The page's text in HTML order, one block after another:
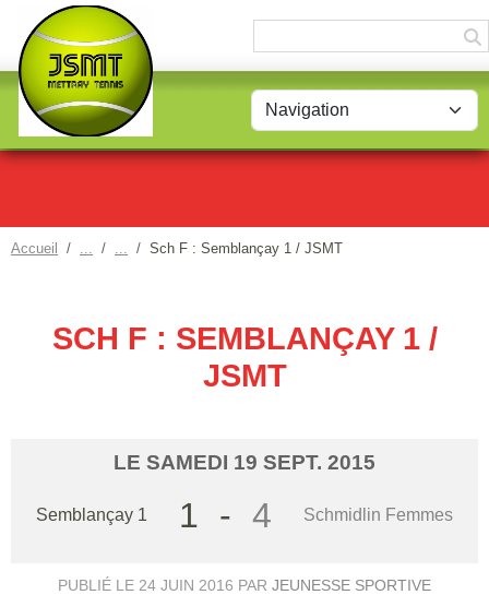
Accueil Sch F : Semblançay 1 / JSMT
SCH F : SEMBLANÇAY 1 /
JSMT
LE SAMEDI 19 SEPT. 2015
Semblançay 1 1 - 4 Schmidlin Femmes
PUBLIÉ LE 24 JUIN 2016 PAR JEUNESSE SPORTIVE
Panneau de gestion des cookies